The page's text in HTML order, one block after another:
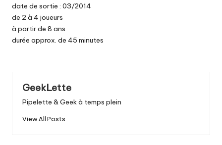
date de sortie : 03/2014
de 2 à 4 joueurs
à partir de 8 ans
durée approx. de 45 minutes
GeekLette
Pipelette & Geek à temps plein
View All Posts